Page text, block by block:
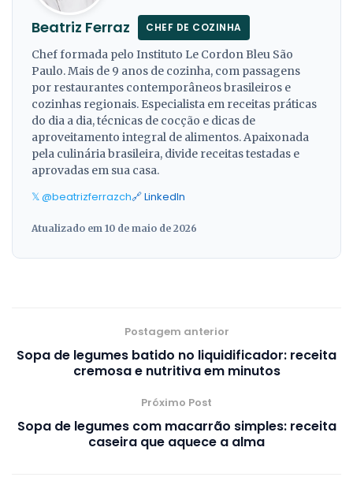
Beatriz Ferraz CHEF DE COZINHA
Chef formada pelo Instituto Le Cordon Bleu São
Paulo. Mais de 9 anos de cozinha, com passagens
por restaurantes contemporâneos brasileiros e
cozinhas regionais. Especialista em receitas práticas
do dia a dia, técnicas de cocção e dicas de
aproveitamento integral de alimentos. Apaixonada
pela culinária brasileira, divide receitas testadas e
aprovadas em sua casa.
𝕏 @beatrizferrazch🔗 LinkedIn
Atualizado em 10 de maio de 2026
Postagem anterior
Sopa de legumes batido no liquidificador: receita
cremosa e nutritiva em minutos
Próximo Post
Sopa de legumes com macarrão simples: receita
caseira que aquece a alma